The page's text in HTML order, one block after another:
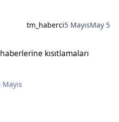
tm_haberci5 MayısMay 5
kısıtlamaları
Mayıs